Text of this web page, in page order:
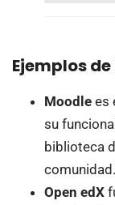
Ejemplos
Moodle es
su
biblioteca
comunidad.
Open edX